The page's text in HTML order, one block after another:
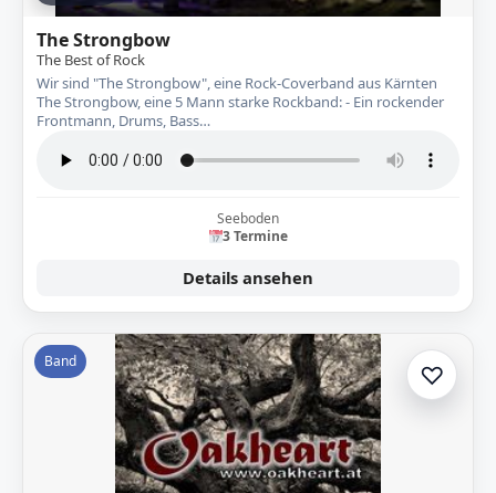
The Strongbow
The Best of Rock
Wir sind "The Strongbow", eine Rock-Coverband aus Kärnten
The Strongbow, eine 5 Mann starke Rockband: - Ein rockender
Frontmann, Drums, Bass…
Seeboden
3 Termine
Details ansehen
Band ♡Zur